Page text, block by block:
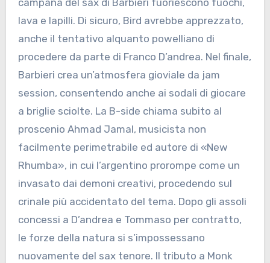
campana del sax di Barbieri fuoriescono fuochi,
lava e lapilli. Di sicuro, Bird avrebbe apprezzato,
anche il tentativo alquanto powelliano di
procedere da parte di Franco D’andrea. Nel finale,
Barbieri crea un’atmosfera gioviale da jam
session, consentendo anche ai sodali di giocare
a briglie sciolte. La B-side chiama subito al
proscenio Ahmad Jamal, musicista non
facilmente perimetrabile ed autore di «New
Rhumba», in cui l’argentino prorompe come un
invasato dai demoni creativi, procedendo sul
crinale più accidentato del tema. Dopo gli assoli
concessi a D’andrea e Tommaso per contratto,
le forze della natura si s’impossessano
nuovamente del sax tenore. Il tributo a Monk